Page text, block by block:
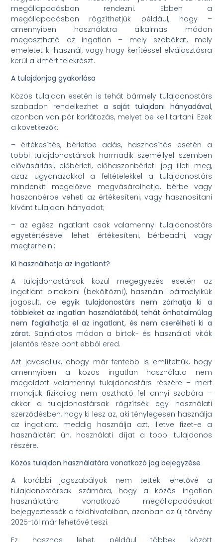
megállapodásban rendezni. Ebben a
megállapodásban rögzíthetjük például, hogy –
amennyiben használatra alkalmas módon
megosztható az ingatlan – mely szobákat, mely
emeletet ki használ, vagy hogy kerítéssel elválasztásra
kerül a kimért telekrészt.
A tulajdonjog gyakorlása
Közös tulajdon esetén is tehát bármely tulajdonostárs
szabadon rendelkezhet a saját tulajdoni hányadával,
azonban van pár korlátozás, melyet be kell tartani. Ezek
a következők:
– értékesítés, bérletbe adás, hasznosítás esetén a
többi tulajdonostársak harmadik személlyel szemben
elővásárlási, előbérleti, előhaszonbérleti jog illeti meg,
azaz ugyanazokkal a feltételekkel a tulajdonostárs
mindenkit megelőzve megvásárolhatja, bérbe vagy
haszonbérbe veheti az értékesíteni, vagy hasznosítani
kívánt tulajdoni hányadot;
– az egész ingatlant csak valamennyi tulajdonostárs
egyetértésével lehet értékesíteni, bérbeadni, vagy
megterhelni;
Ki használhatja az ingatlant?
A tulajdonostársak közül megegyezés esetén az
ingatlant birtokolni (beköltözni), használni bármelyikük
jogosult, deegyik tulajdonostárs nem zárhatja ki a
többieket az ingatlan használatából, tehát önhatalmúlag
nem foglalhatja el az ingatlant, és nem cserélheti ki a
zárat. Sajnálatos módon a birtok- és használati viták
jelentős része pont ebből ered.
Azt javasoljuk, ahogy már fentebb is említettük, hogy
amennyiben a közös ingatlan használata nem
megoldott valamennyi tulajdonostárs részére – mert
mondjuk fizikailag nem osztható fel annyi szobára –
akkor a tulajdonostársak rögzítsék egy használati
szerződésben, hogy ki lesz az, aki ténylegesen használja
az ingatlant, meddig használja azt, illetve fizet-e a
használatért ún. használati díjat a többi tulajdonos
részére.
Közös tulajdon használatára vonatkozó jog bejegyzése
A korábbi jogszabályok nem tették lehetővé a
tulajdonostársak számára, hogy a közös ingatlan
használatára vonatkozó megállapodásukat
bejegyeztessék a földhivatalban, azonban az új törvény
2025-től már lehetővé teszi.
Ez hasznos lehet, például többek között